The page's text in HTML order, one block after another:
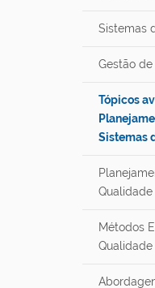
Sistemas
Gestão
Tópicos
Sistemas
Qualidade
Métodos
Qualidade